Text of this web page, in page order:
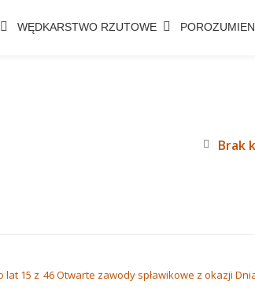
WĘDKARSTWO RZUTOWE
Brak
lat 15 z 46 Otwarte zawody spławikowe z okazji